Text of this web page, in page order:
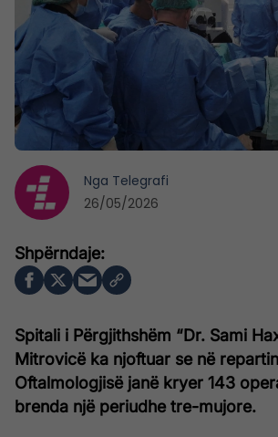
Spitali i Përgjithshëm “Dr. Sami
Mitrovicë ka njoftuar se në
Oftalmologjisë janë kryer 143
brenda një periudhe tre-mujore.
Nga Telegrafi
26/05/2026